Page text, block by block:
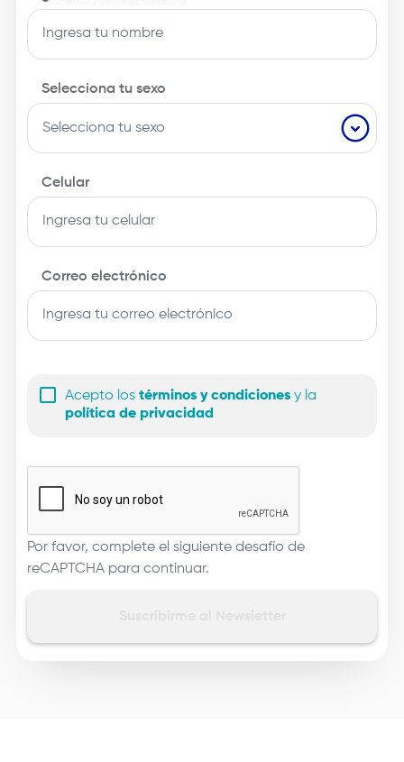
Selecciona tu sexo
Celular
Correo electrónico
Acepto los términos y condiciones y la
política de privacidad
Por favor, complete el siguiente desafío de
reCAPTCHA para continuar.